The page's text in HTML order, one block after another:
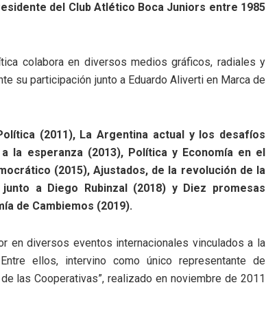
del Club Atlético Boca Juniors entre 1985
colabora en diversos medios gráficos, radiales y
su participación junto a Eduardo Aliverti en Marca de
(2011), La Argentina actual y los desafíos
la esperanza (2013), Política y Economía en el
(2015), Ajustados, de la revolución de la
a Diego Rubinzal (2018) y Diez promesas
de Cambiemos (2019).
en diversos eventos internacionales vinculados a la
ellos, intervino como único representante de
las Cooperativas”, realizado en noviembre de 2011